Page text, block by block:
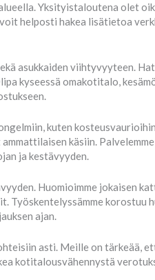
Yksityistaloutena olet
helposti hakea lisätietoa
asukkaiden viihtyvyyteen.
kyseessä omakotitalo,
kuten
käsiin.
ja kestävyyden.
Huomioimme jokaisen
korostuu
ajan.
asti. Meille on tärkeää,
kotitalousvähennystä